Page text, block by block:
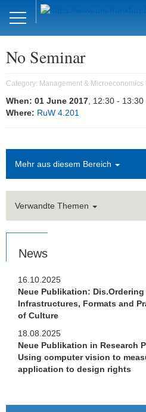
DE
Management und
Mikroökonomie
Mission Statement
Forschung
AMOS
Brown Bag Seminar
Publikationen
Studium
Stellen­ausschreibungen
Links
No Seminar
Category: Management &
When: 01 June 2017 , 12:30 - 13:30
Where: RuW 4.201
Mehr aus diesem Bereich
Verwandte Themen
News
16.10.2025
Neue Publikation:
Infrastructures, Formats and
of Culture
18.08.2025
Neue Publikation in Research
Using computer vision to
application to design rights